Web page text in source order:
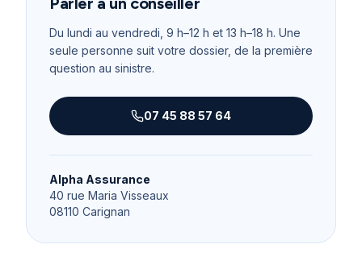
Du lundi au vendredi, 9 h–12 h et 13 h–18 h. Une
seule personne suit votre dossier, de la première
question au sinistre.
07 45 88 57 64
Alpha Assurance
40 rue Maria Visseaux
08110 Carignan